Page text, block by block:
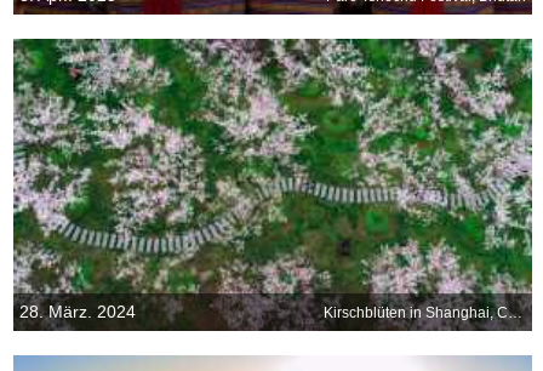
28. März. 2024 Kirschblüten in Shanghai, China